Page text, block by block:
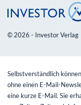
© 2026 - Investor Verlag
Selbstverständlich
ohne einen E-Mail-
eine kurze E-Mail. Sie